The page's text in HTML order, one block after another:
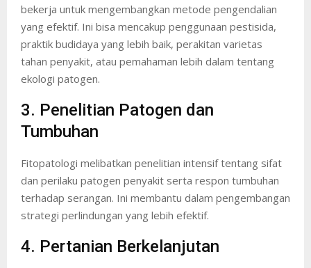
bekerja untuk mengembangkan metode pengendalian
yang efektif. Ini bisa mencakup penggunaan pestisida,
praktik budidaya yang lebih baik, perakitan varietas
tahan penyakit, atau pemahaman lebih dalam tentang
ekologi patogen.
3. Penelitian Patogen dan
Tumbuhan
Fitopatologi melibatkan penelitian intensif tentang sifat
dan perilaku patogen penyakit serta respon tumbuhan
terhadap serangan. Ini membantu dalam pengembangan
strategi perlindungan yang lebih efektif.
4. Pertanian Berkelanjutan